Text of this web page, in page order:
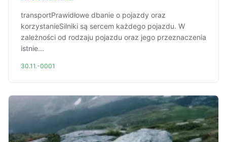
transportPrawidłowe dbanie o pojazdy oraz
korzystanieSilniki są sercem każdego pojazdu. W
zależności od rodzaju pojazdu oraz jego przeznaczenia
istnie...
30.11.-0001